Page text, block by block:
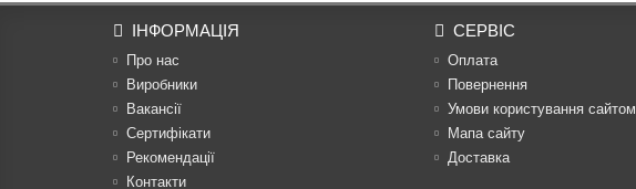
ІНФОРМАЦІЯ
Про нас
Виробники
Вакансії
Сертифікати
Рекомендації
Контакти
СЕРВІС
Оплата
Повернення
Умови користування сайтом
Мапа сайту
Доставка